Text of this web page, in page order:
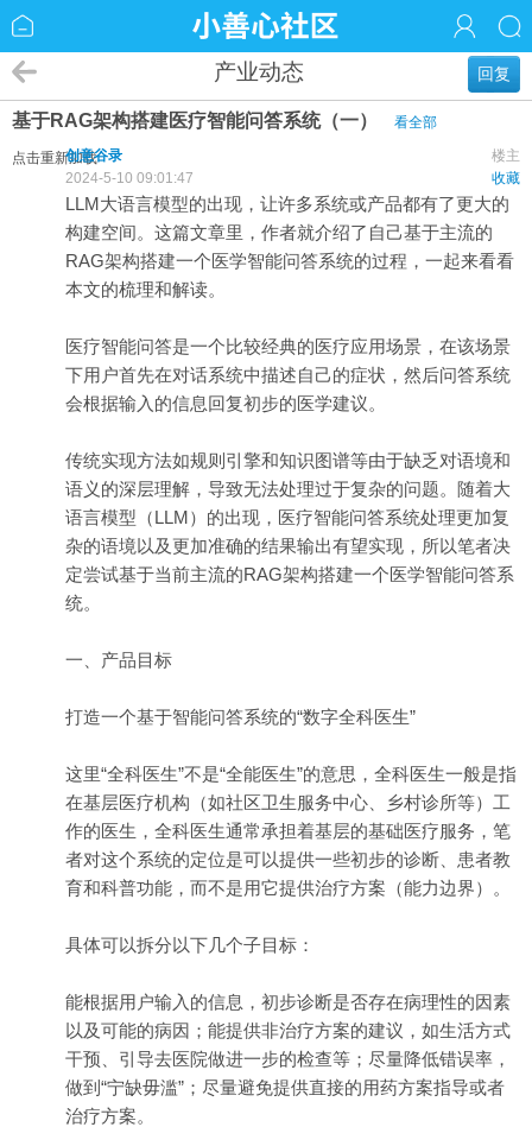
回复
产业动态
基于RAG架构搭建医疗智能问答系统（一） 看全部
点击重新加载 楼主
创意谷录
收藏
2024-5-10 09:01:47
LLM大语言模型的出现，让许多系统或产品都有了更大的
构建空间。这篇文章里，作者就介绍了自己基于主流的
RAG架构搭建一个医学智能问答系统的过程，一起来看看
本文的梳理和解读。
医疗智能问答是一个比较经典的医疗应用场景，在该场景
下用户首先在对话系统中描述自己的症状，然后问答系统
会根据输入的信息回复初步的医学建议。
传统实现方法如规则引擎和知识图谱等由于缺乏对语境和
语义的深层理解，导致无法处理过于复杂的问题。随着大
语言模型（LLM）的出现，医疗智能问答系统处理更加复
杂的语境以及更加准确的结果输出有望实现，所以笔者决
定尝试基于当前主流的RAG架构搭建一个医学智能问答系
统。
一、产品目标
打造一个基于智能问答系统的“数字全科医生”
这里“全科医生”不是“全能医生”的意思，全科医生一般是指
在基层医疗机构（如社区卫生服务中心、乡村诊所等）工
作的医生，全科医生通常承担着基层的基础医疗服务，笔
者对这个系统的定位是可以提供一些初步的诊断、患者教
育和科普功能，而不是用它提供治疗方案（能力边界）。
具体可以拆分以下几个子目标：
能根据用户输入的信息，初步诊断是否存在病理性的因素
以及可能的病因；能提供非治疗方案的建议，如生活方式
干预、引导去医院做进一步的检查等；尽量降低错误率，
做到“宁缺毋滥”；尽量避免提供直接的用药方案指导或者
治疗方案。